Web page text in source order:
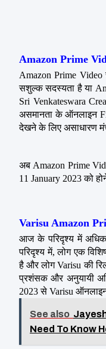
Amazon Prime
Amazon Prime Video
सशुल्क सदस्यता है या
Sri Venkateswara
असमानता के ऑनलाइन
देखने के लिए असाधारण
अब Amazon Prime
11 January 2023 को
Varisu Amazon
आज के परिदृश्य में
परिदृश्य में, लोग एक
है और लोग Varisu की
प्रशंसक और अनुयायी
2023 से Varisu
See also
Need To Know